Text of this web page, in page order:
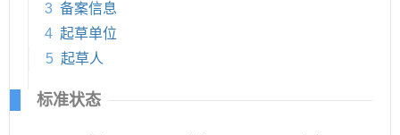
3 备案信息
4 起草单位
5 起草人
标准状态